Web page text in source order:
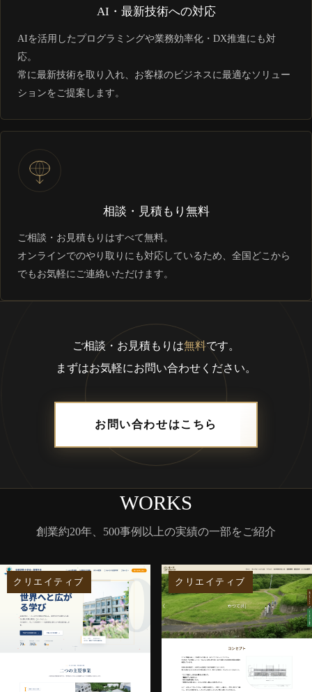
AI・最新技術への対応
AIを活用したプログラミングや業務効率化・DX推進にも対
応。
常に最新技術を取り入れ、お客様のビジネスに最適なソリュー
ションをご提案します。
相談・見積もり無料
ご相談・お見積もりはすべて無料。
オンラインでのやり取りにも対応しているため、全国どこから
でもお気軽にご連絡いただけます。
ご相談・お見積もりは無料です。
まずはお気軽にお問い合わせください。
お問い合わせはこちら
WORKS
創業約20年、500事例以上の実績の一部をご紹介
クリエイティブ クリエイティブ